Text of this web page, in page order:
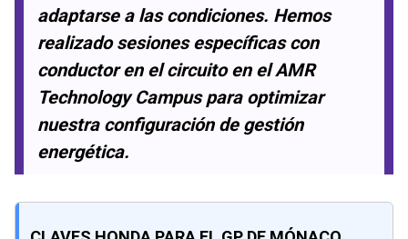
adaptarse a las condiciones. Hemos
realizado sesiones específicas con
conductor en el circuito en el AMR
Technology Campus para optimizar
nuestra configuración de gestión
energética.